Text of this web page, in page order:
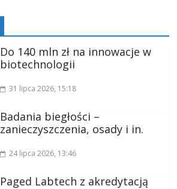
Do 140 mln zł na innowacje w
biotechnologii
31 lipca 2026, 15:18
Badania biegłości –
zanieczyszczenia, osady i in.
24 lipca 2026, 13:46
Paged Labtech z akredytacją